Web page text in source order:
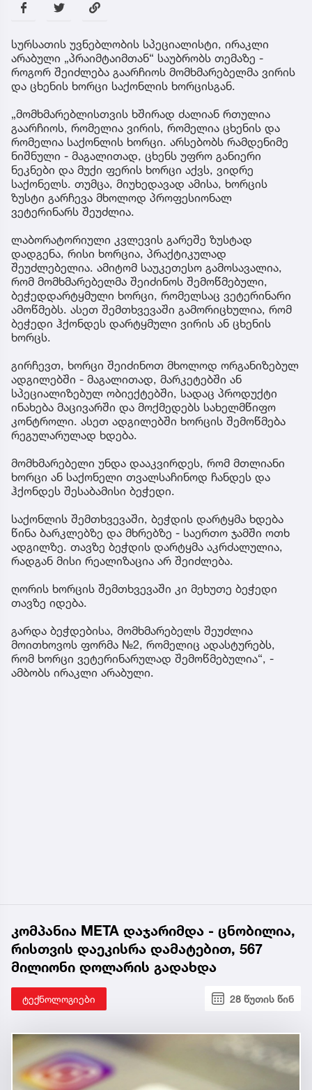
სურსათის უვნებლობის სპეციალისტი, ირაკლი
არაბული „პრაიმტაიმთან“ საუბრობს თემაზე -
როგორ შეიძლება გაარჩიოს მომხმარებელმა ვირის
და ცხენის ხორცი საქონლის ხორცისგან.
„მომხმარებლისთვის ხშირად ძალიან რთულია
გაარჩიოს, რომელია ვირის, რომელია ცხენის და
რომელია საქონლის ხორცი. არსებობს რამდენიმე
ნიშნული - მაგალითად, ცხენს უფრო განიერი
ნეკნები და მუქი ფერის ხორცი აქვს, ვიდრე
საქონელს. თუმცა, მიუხედავად ამისა, ხორცის
ზუსტი გარჩევა მხოლოდ პროფესიონალ
ვეტერინარს შეუძლია.
ლაბორატორიული კვლევის გარეშე ზუსტად
დადგენა, რისი ხორცია, პრაქტიკულად
შეუძლებელია. ამიტომ საუკეთესო გამოსავალია,
რომ მომხმარებელმა შეიძინოს შემოწმებული,
ბეჭედდარტყმული ხორცი, რომელსაც ვეტერინარი
ამოწმებს. ასეთ შემთხვევაში გამორიცხულია, რომ
ბეჭედი ჰქონდეს დარტყმული ვირის ან ცხენის
ხორცს.
გირჩევთ, ხორცი შეიძინოთ მხოლოდ ორგანიზებულ
ადგილებში - მაგალითად, მარკეტებში ან
სპეციალიზებულ ობიექტებში, სადაც პროდუქტი
ინახება მაცივარში და მოქმედებს სახელმწიფო
კონტროლი. ასეთ ადგილებში ხორცის შემოწმება
რეგულარულად ხდება.
მომხმარებელი უნდა დააკვირდეს, რომ მთლიანი
ხორცი ან საქონელი თვალსაჩინოდ ჩანდეს და
ჰქონდეს შესაბამისი ბეჭედი.
საქონლის შემთხვევაში, ბეჭდის დარტყმა ხდება
წინა ბარკლებზე და მხრებზე - საერთო ჯამში ოთხ
ადგილზე. თავზე ბეჭდის დარტყმა აკრძალულია,
რადგან მისი რეალიზაცია არ შეიძლება.
ღორის ხორცის შემთხვევაში კი მეხუთე ბეჭედი
თავზე იდება.
გარდა ბეჭდებისა, მომხმარებელს შეუძლია
მოითხოვოს ფორმა №2, რომელიც ადასტურებს,
რომ ხორცი ვეტერინარულად შემოწმებულია“, -
ამბობს ირაკლი არაბული.
კომპანია META დაჯარიმდა - ცნობილია,
რისთვის დაეკისრა დამატებით, 567
მილიონი დოლარის გადახდა
ტექნოლოგიები 28 წუთის წინ